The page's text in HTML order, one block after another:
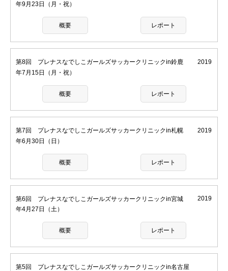
年9月23日（月・祝）
概要 レポート
第8回 プレナスなでしこガールズサッカークリニックin鈴鹿
2019
年7月15日（月・祝）
概要 レポート
第7回 プレナスなでしこガールズサッカークリニックin札幌
2019
年6月30日（日）
概要 レポート
第6回 プレナスなでしこガールズサッカークリニックin宮城
2019
年4月27日（土）
概要 レポート
第5回 プレナスなでしこガールズサッカークリニックin名古屋